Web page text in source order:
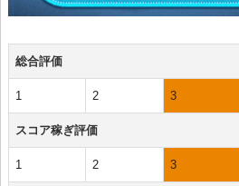
総合評価
1 2 3
スコア稼ぎ評価
1 2 3